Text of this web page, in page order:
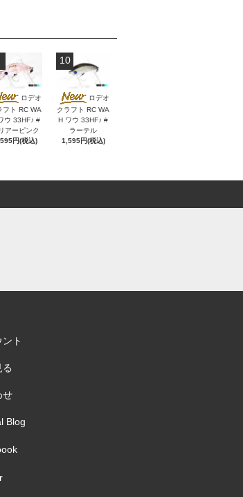
ロデオ
フト RC WA
ウ 33HF♪ #
アーピンク
円(税込)
10
ロデオ
クラフト RC WA
H ワウ 33HF♪ #
ラーテル
1,595円(税込)
ト
せ
Blog